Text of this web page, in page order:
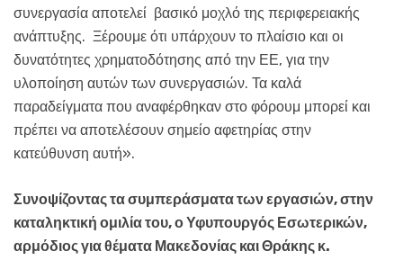
συνεργασία αποτελεί βασικό μοχλό της περιφερειακής
ανάπτυξης. Ξέρουμε ότι υπάρχουν το πλαίσιο και οι
δυνατότητες χρηματοδότησης από την ΕΕ, για την
υλοποίηση αυτών των συνεργασιών. Τα καλά
παραδείγματα που αναφέρθηκαν στο φόρουμ μπορεί και
πρέπει να αποτελέσουν σημείο αφετηρίας στην
κατεύθυνση αυτή».
Συνοψίζοντας τα συμπεράσματα των εργασιών, στην
καταληκτική ομιλία του, ο Υφυπουργός Εσωτερικών,
αρμόδιος για θέματα Μακεδονίας και Θράκης κ.